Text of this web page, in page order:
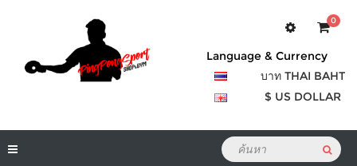
0
Language & Currency
บาท THAI BAHT
$ US DOLLAR